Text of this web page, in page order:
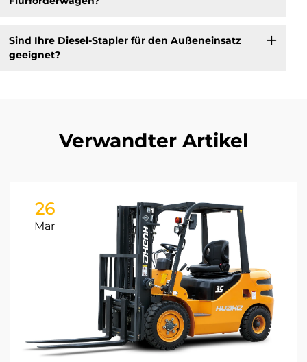
Sind Ihre Diesel-Stapler für den Außeneinsatz
geeignet?
Verwandter Artikel
26
Mar